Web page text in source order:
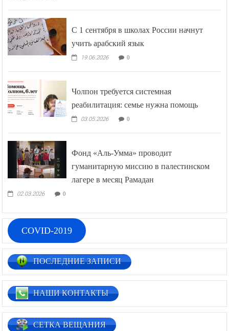
С 1 сентября в школах России начнут
учить арабский язык
19.06.2026 0
Чолпон требуется системная
реабилитация: семье нужна помощь
03.05.2026 0
Фонд «Аль-Умма» проводит
гуманитарную миссию в палестинском
лагере в месяц Рамадан
02.03.2026 0
COVID-2019
ПОСЛЕДНИЕ ЗАПИСИ
НАШИ КОНТАКТЫ
СЕТКА ВЕЩАНИЯ